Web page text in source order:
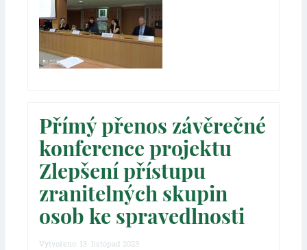
Přímý přenos závěrečné
konference projektu
Zlepšení přístupu
zranitelných skupin
osob ke spravedlnosti
Vytvořeno: 13. listopad 2023